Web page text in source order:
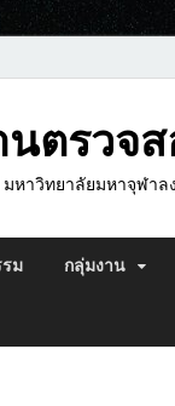
ตรวจ
หาวิทยาลัยมหาจุฬา
ม กลุ่มงาน